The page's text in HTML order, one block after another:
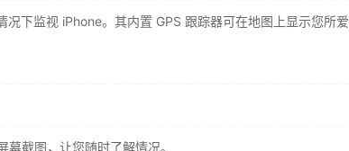
下监视 iPhone。其内置 GPS 跟踪器可在地图上显示您所
截图，让您随时了解情况。